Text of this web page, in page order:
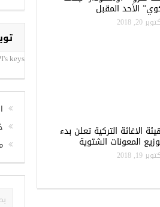
الأحد المقبل
20, 2018
الاغاثة التركية تعلن بدء
المعونات الشتوية
19, 2018
keys